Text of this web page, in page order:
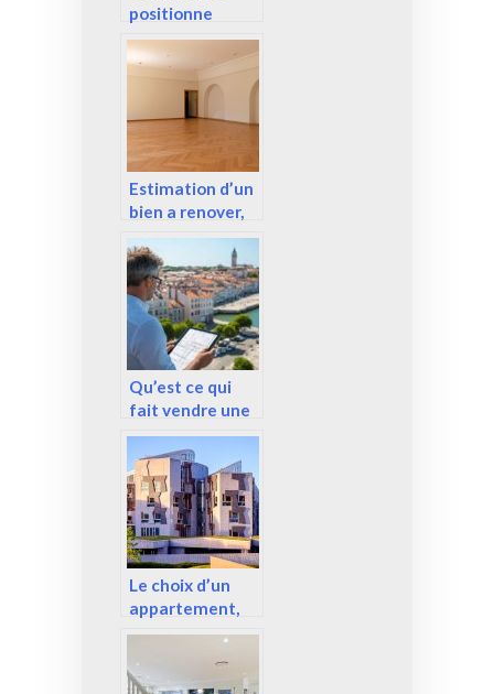
positionne
l’investissement
en immobilier en
Estimation d’un
bien a renover,
ce qu’il y a a
savoir
Qu’est ce qui
fait vendre une
maison ?
Le choix d’un
appartement,
que souhaite
client ?